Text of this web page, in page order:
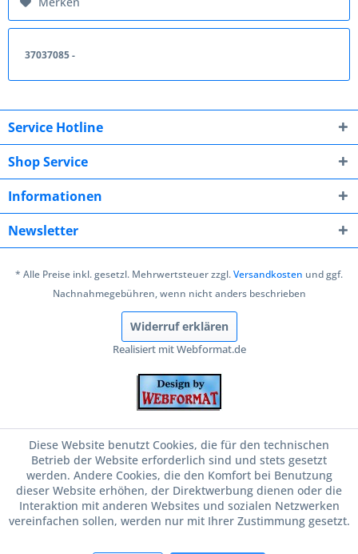
37037085 -
Service Hotline
Shop Service
Informationen
Newsletter
* Alle Preise inkl. gesetzl. Mehrwertsteuer zzgl.Versandkosten und ggf.
Nachnahmegebühren, wenn nicht anders beschrieben
Widerruf erklären
Realisiert mit Webformat.de
Diese Website benutzt Cookies, die für den technischen
Betrieb der Website erforderlich sind und stets gesetzt
werden. Andere Cookies, die den Komfort bei Benutzung
dieser Website erhöhen, der Direktwerbung dienen oder die
Interaktion mit anderen Websites und sozialen Netzwerken
vereinfachen sollen, werden nur mit Ihrer Zustimmung gesetzt.